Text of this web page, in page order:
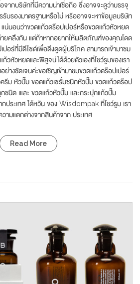
จากบริษัทที่มีความน่าเชื่อถือ ซึ่งอาจจะดูว่าบรรจุ
บรองมาตรฐานหรือไม่ หรืออาจจะหาข้อมูลบริษัท
น่นอนว่าขวดแก้วดร๊อปเปอร์หรือขวดแก้วหัวหยด
ายคลึงกัน แต่ถ้าหากอยากให้ผลิตภัณฑ์ของคุณโดด
ปอร์ที่มีดีไซด์เพื่อดึงดูดผู้บริโภค สามารถเข้ามาชม
วหัวหยดและพิสูจน์ได้ด้วยตัวเองที่โชว์รูมของเรา
ย่างชัดเจนค่ะขอเชิญเข้ามาชมขวดแก้วดร๊อปเปอร์
รีม หัวปั๊ม ขอดแก้วเซรั่มชนิกหัวปั๊ม ขวดแก้วดร๊อป
กชนิด เและ ขวดแก้วหัวปั๊ม และกระปุกแก้วปั๊ม
ระเทศ ใต้หวัน ของ Wisdompak ที่โชว์รูม เรา
ามแตกต่างจากสินค้าจาก ประเทศ
Read More